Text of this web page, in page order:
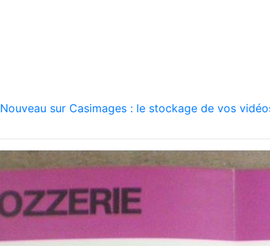
Nouveau sur Casimages : le stockage de vos